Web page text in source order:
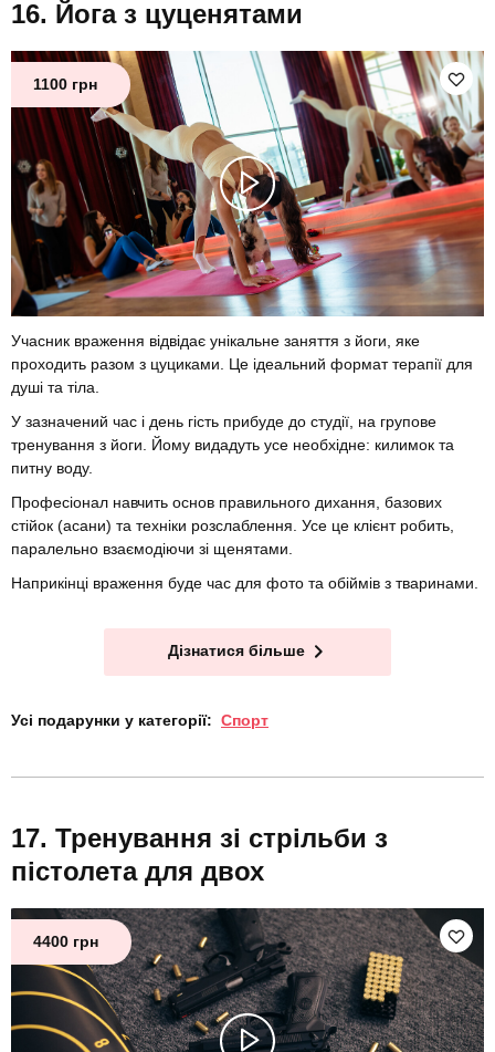
Йога з цуценятами
1100 грн
Учасник враження відвідає унікальне заняття з йоги, яке
проходить разом з цуциками. Це ідеальний формат терапії для
душі та тіла.
У зазначений час і день гість прибуде до студії, на групове
тренування з йоги. Йому видадуть усе необхідне: килимок та
питну воду.
Професіонал навчить основ правильного дихання, базових
стійок (асани) та техніки розслаблення. Усе це клієнт робить,
паралельно взаємодіючи зі щенятами.
Наприкінці враження буде час для фото та обіймів з тваринами.
Дізнатися більше
Усі подарунки у категорії: Спорт
Тренування зі стрільби з
пістолета для двох
4400 грн